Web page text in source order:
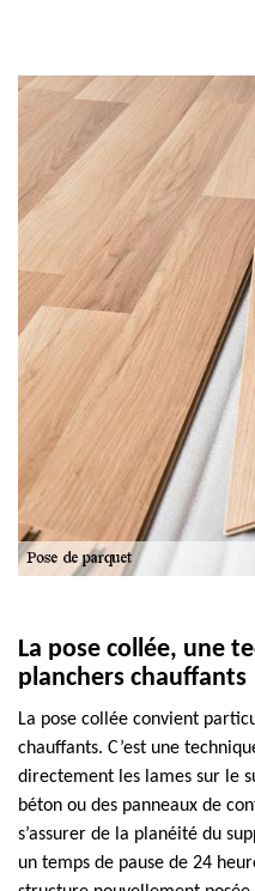
La pose collée, une
planchers chauffants
La pose collée convient
chauffants. C’est une
directement les lames sur le
béton ou des panneaux de
s’assurer de la planéité du
un temps de pause de 24